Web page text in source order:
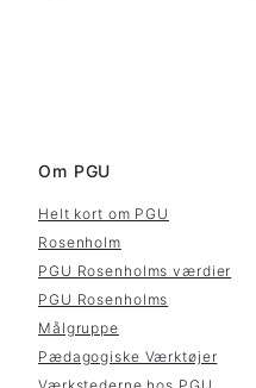
Om PGU
Helt kort om PGU
Rosenholm
PGU Rosenholms værdier
PGU Rosenholms
Målgruppe
Pædagogiske Værktøjer